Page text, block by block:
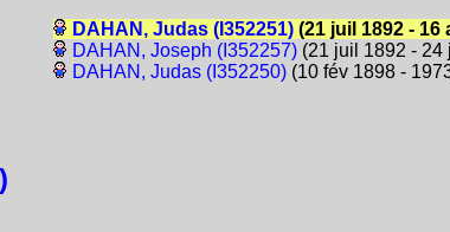
DAHAN, Judas (I352251) (21 juil 1892 - 16
DAHAN, Joseph (I352257) (21 juil 1892 - 24
DAHAN, Judas (I352250) (10 fév 1898 -